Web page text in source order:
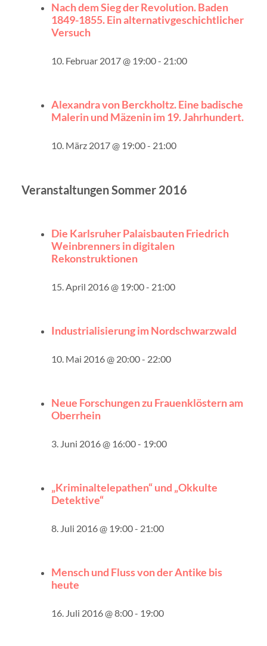
Nach dem Sieg der Revolution. Baden
1849-1855. Ein alternativgeschichtlicher
Versuch
10. Februar 2017 @ 19:00- 21:00
Alexandra von Berckholtz. Eine badische
Malerin und Mäzenin im 19. Jahrhundert.
10. März 2017 @ 19:00- 21:00
Veranstaltungen Sommer 2016
Die Karlsruher Palaisbauten Friedrich
Weinbrenners in digitalen
Rekonstruktionen
15. April 2016 @ 19:00- 21:00
Industrialisierung im Nordschwarzwald
10. Mai 2016 @ 20:00- 22:00
Neue Forschungen zu Frauenklöstern am
Oberrhein
3. Juni 2016 @ 16:00- 19:00
„Kriminaltelepathen“ und „Okkulte
Detektive“
8. Juli 2016 @ 19:00- 21:00
Mensch und Fluss von der Antike bis
heute
16. Juli 2016 @ 8:00- 19:00